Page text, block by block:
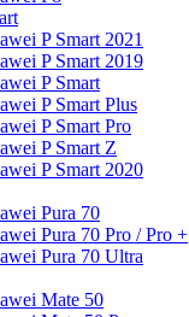
P Smart 2021
P Smart 2019
P Smart
P Smart Plus
P Smart Pro
P Smart Z
P Smart 2020
Pura 70
Pura 70 Pro / Pro +
Pura 70 Ultra
Mate 50